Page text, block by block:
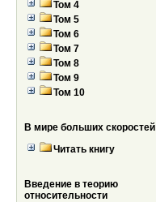
Том 4
Том 5
Том 6
Том 7
Том 8
Том 9
Том 10
В мире больших скоростей
Читать книгу
Введение в теорию
относительности